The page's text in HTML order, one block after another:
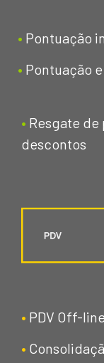
• Pontuação
• Pontuação
• Resgate de
descontos
• PDV Off-line
•